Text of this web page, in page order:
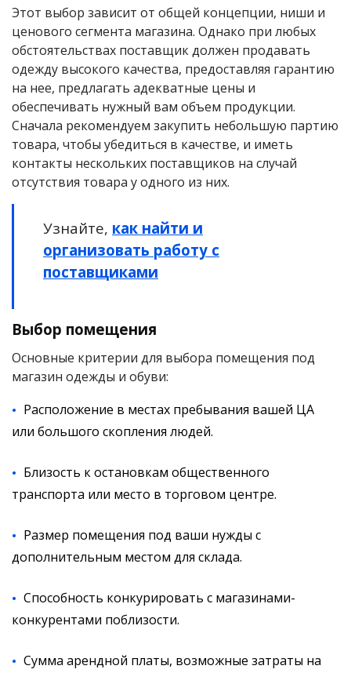
Этот выбор зависит от общей концепции, ниши и
ценового сегмента магазина. Однако при любых
обстоятельствах поставщик должен продавать
одежду высокого качества, предоставляя гарантию
на нее, предлагать адекватные цены и
обеспечивать нужный вам объем продукции.
Сначала рекомендуем закупить небольшую партию
товара, чтобы убедиться в качестве, и иметь
контакты нескольких поставщиков на случай
отсутствия товара у одного из них.
Узнайте, как найти и
организовать работу с
поставщиками
Выбор помещения
Основные критерии для выбора помещения под
магазин одежды и обуви:
Расположение в местах пребывания вашей ЦА
или большого скопления людей.
Близость к остановкам общественного
транспорта или место в торговом центре.
Размер помещения под ваши нужды с
дополнительным местом для склада.
Способность конкурировать с магазинами-
конкурентами поблизости.
Сумма арендной платы, возможные затраты на